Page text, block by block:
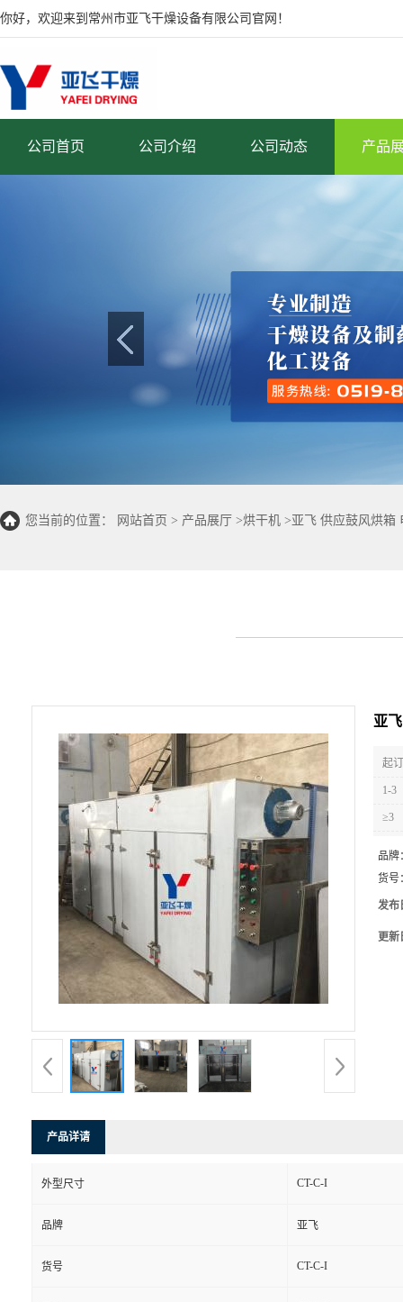
你好，欢迎来到常州市亚飞干燥设备有限公司官网！
公司首页 公司介绍 公司动态 产品
您当前的位置： 网站首页 > 产品展厅 >烘干机 >亚飞 供应鼓风烘箱
亚
起
1-3
≥3
品牌
货号
发布
更新
产品详请
外型尺寸 CT-C-I
品牌 亚飞
货号 CT-C-I